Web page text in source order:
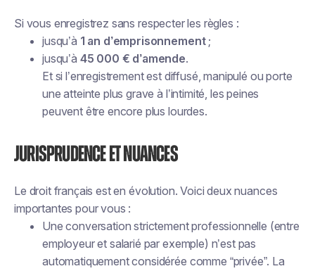
Si vous enregistrez sans respecter les règles :
jusqu’à 1 an d’emprisonnement;
jusqu’à 45 000 € d’amende.
Et si l’enregistrement est diffusé, manipulé ou porte
une atteinte plus grave à l’intimité, les peines
peuvent être encore plus lourdes.
Jurisprudence et nuances
Le droit français est en évolution. Voici deux nuances
importantes pour vous :
Une conversation strictement professionnelle (entre
employeur et salarié par exemple) n’est pas
automatiquement considérée comme “privée”. La